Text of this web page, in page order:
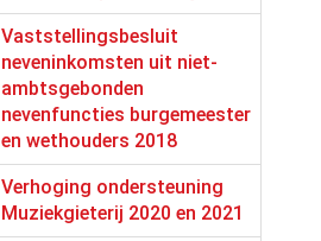
Vaststellingsbesluit
neveninkomsten uit niet-
ambtsgebonden
nevenfuncties burgemeester
en wethouders 2018
Verhoging ondersteuning
Muziekgieterij 2020 en 2021